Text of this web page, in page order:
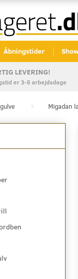
Åbningstider
LEVERING!
er 3-5 arbejdsdage
Migadan